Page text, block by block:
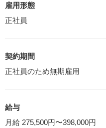
雇用形態
正社員
契約期間
正社員のため無期雇用
給与
月給 275,500円〜398,000円